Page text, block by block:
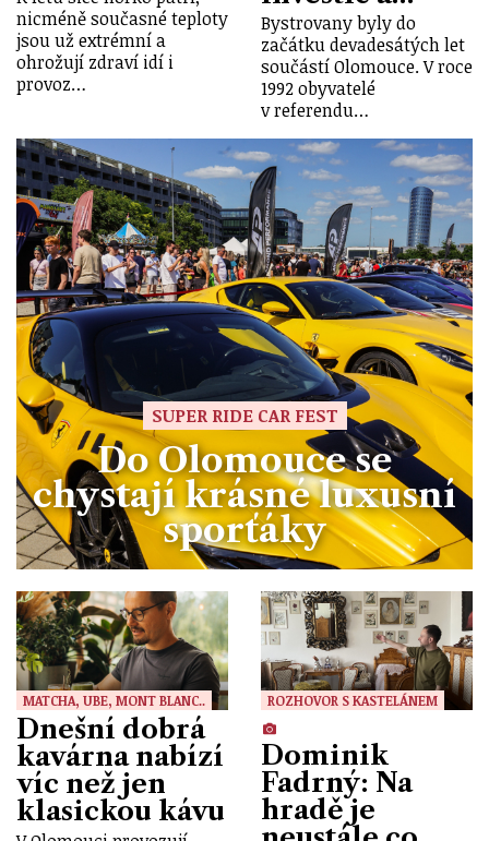
nicméně současné teploty
jsou už extrémní a
ohrožují zdraví idí i
provoz…
Bystrovany byly do
začátku devadesátých let
součástí Olomouce. V roce
1992 obyvatelé
v referendu…
SUPER RIDE CAR FEST
Do Olomouce se
chystají krásné luxusní
sporťáky
MATCHA, UBE, MONT BLANC..
Dnešní dobrá
kavárna nabízí
víc než jen
klasickou kávu
ROZHOVOR S KASTELÁNEM
Dominik
Fadrný: Na
hradě je